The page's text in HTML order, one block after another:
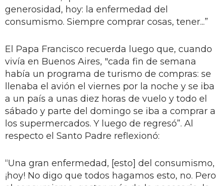
generosidad, hoy: la enfermedad del
consumismo. Siempre comprar cosas, tener...”
El Papa Francisco recuerda luego que, cuando
vivía en Buenos Aires, "cada fin de semana
había un programa de turismo de compras: se
llenaba el avión el viernes por la noche y se iba
a un país a unas diez horas de vuelo y todo el
sábado y parte del domingo se iba a comprar a
los supermercados. Y luego de regresó”. Al
respecto el Santo Padre reflexionó:
“Una gran enfermedad, [esto] del consumismo,
¡hoy! No digo que todos hagamos esto, no. Pero